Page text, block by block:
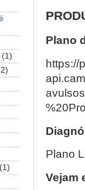
Plano
https://
Plano
Vejam
(1)
(1)